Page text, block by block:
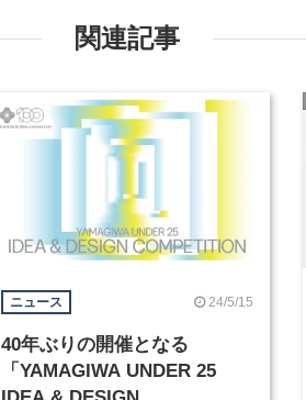
関連記事
ニュース 24/5/15
40年ぶりの開催となる
「YAMAGIWA UNDER 25